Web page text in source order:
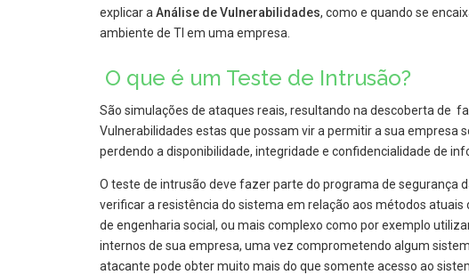
explicar aAnálise de Vulnerabilidades, como e quando se
ambiente de TI em uma empresa.
O que é um Teste de Intrusão?
São simulações de ataques reais, resultando na descoberta de
Vulnerabilidades estas que possam vir a permitir a sua empresa
perdendo a disponibilidade, integridade e confidencialidade de
O teste de intrusão deve fazer parte do programa de segurança
verificar a resistência do sistema em relação aos métodos
de engenharia social, ou mais complexo como por exemplo
internos de sua empresa, uma vez comprometendo algum
atacante pode obter muito mais do que somente acesso ao